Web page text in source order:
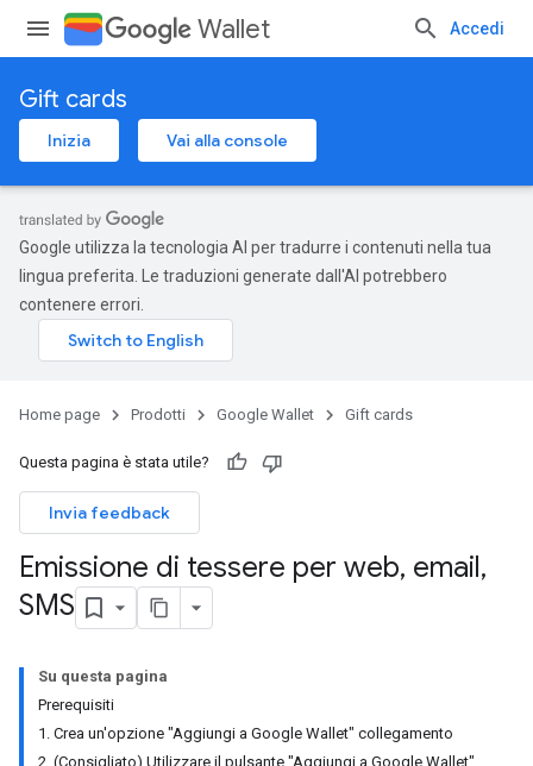
Wallet Accedi
Gift cards
Inizia Vai alla console
Google utilizza la tecnologia AI per tradurre i contenuti nella tua
lingua preferita. Le traduzioni generate dall'AI potrebbero
contenere errori.
Home page Prodotti Google Wallet Gift cards
Questa pagina è stata utile?
Invia feedback
Emissione di tessere per web, email,
SMS
Su questa pagina
Prerequisiti
1. Crea un'opzione "Aggiungi a Google Wallet" collegamento
2. (Consigliato) Utilizzare il pulsante "Aggiungi a Google Wallet"